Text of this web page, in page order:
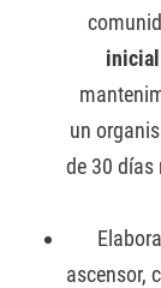
inicial
un
de 30 días
ascensor,